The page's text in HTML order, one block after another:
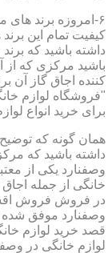
۶-امروزه برند
کیفیت تمام این
داشته باشید که
باشید مرکزی که از
کننده اجاق گاز آن
"فروشگاه لوازم
برای خرید انواع
همان گونه که
داشته باشید که
وصفنارد یکی از
خانگی از جمله
در فروش فروش
وصفنارد موفق شده
قصد خرید لوازم
لوازم خانگی در